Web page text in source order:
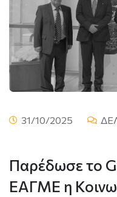
31/10/2025
Παρέδωσε το
ΕΑΓΜΕ η